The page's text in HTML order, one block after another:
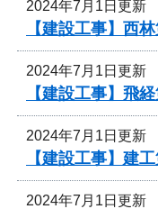
2024年7月1日更新
【建設工事】西
2024年7月1日更新
【建設工事】飛
2024年7月1日更新
【建設工事】
2024年7月1日更新